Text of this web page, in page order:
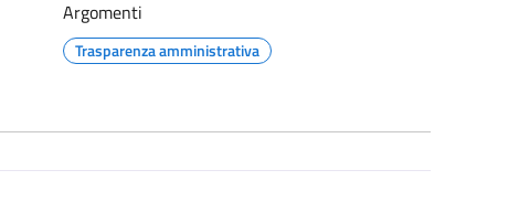
Argomenti
Trasparenza amministrativa